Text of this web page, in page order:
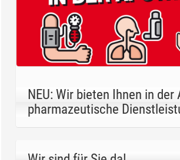
NEU: Wir bieten Ihnen in der
pharmazeutische